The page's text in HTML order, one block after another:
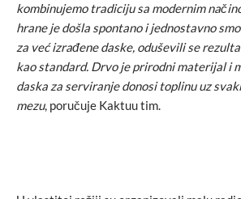
kombinujemo tradiciju sa modernim
hrane je došla spontano i jednostavno
za već izrađene daske, oduševili se
kao standard. Drvo je prirodni materijal i
daska za serviranje donosi toplinu uz
mezu, poručuje Kaktuu tim.